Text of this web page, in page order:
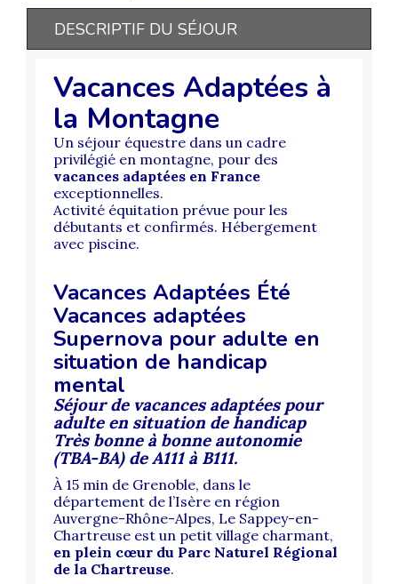
DESCRIPTIF DU SÉJOUR
Vacances Adaptées à
la Montagne
Un séjour équestre dans un cadre
privilégié en montagne, pour des
vacances adaptées en France
exceptionnelles.
Activité équitation prévue pour les
débutants et confirmés. Hébergement
avec piscine.
Vacances Adaptées Été
Vacances adaptées
Supernova pour adulte en
situation de handicap
mental
Séjour de vacances adaptées pour
adulte en situation de handicap
Très bonne à bonne autonomie
(TBA-BA) de A111 à B111.
À 15 min de Grenoble, dans le
département de l’Isère en région
Auvergne-Rhône-Alpes, Le Sappey-en-
Chartreuse est un petit village charmant,
en plein cœur du Parc Naturel Régional
de la Chartreuse.